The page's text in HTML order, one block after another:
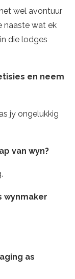
wel avontuur
naaste wat ek
die lodges
en neem
jy ongelukkig
van wyn?
wynmaker
as